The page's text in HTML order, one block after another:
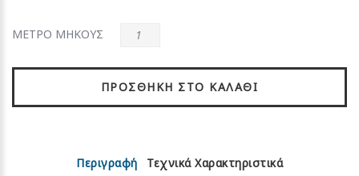
ΜΕΤΡΟ ΜΗΚΟΥΣ
ΠΡΟΣΘΉΚΗ ΣΤΟ ΚΑΛΆΘΙ
Περιγραφή Τεχνικά Χαρακτηριστικά